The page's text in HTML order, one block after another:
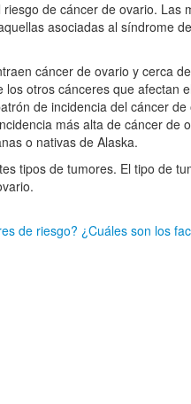
de cáncer de ovario. Las
asociadas al síndrome
cáncer de ovario y cerca
otros cánceres que afectan
de incidencia del cáncer
más alta de cáncer de
o nativas de Alaska.
tipos de tumores. El tipo de
de riesgo? ¿Cuáles son los